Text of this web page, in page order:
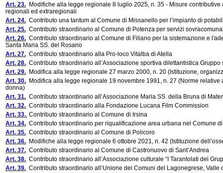
Art. 23. Modifiche alla legge regionale 8 luglio 2025, n. 35 - Misure
regionali ed extraregionali
Art. 24. Contributo una tantum al Comune di Missanello per l’impianto di
Art. 25. Contributo straordinario al Comune di Potenza per servizi
Art. 26. Contributo straordinario al Comune di Filiano per la sistemazione e
Santa Maria SS. del Rosario
Art. 27. Contributo straordinario alla Pro-loco Vitalba di Atella
Art. 28. Contributo straordinario all’Associazione sportiva dilettantistica
Art. 29. Modifica alla legge regionale 27 marzo 2000, n. 20 (Istituzione,
Art. 30. Modifica alla legge regionale 19 novembre 1991, n. 27 (Norme
donna)
Art. 31. Contributo straordinario all’Associazione Maria SS. della Bruna di
Art. 32. Contributo straordinario alla Fondazione Lucana Film Commission
Art. 33. Contributo straordinario al Comune di Irsina
Art. 34. Contributo straordinario per riqualificazione area urbana nel Comune
Art. 35. Contributo straordinario al Comune di Policoro
Art. 36. Modifiche alla legge regionale 6 ottobre 2021, n. 42 (Istituzione
Art. 37. Contributo straordinario al Comune di Castronuovo di Sant’Andrea
Art. 38. Contributo straordinario all’Associazione culturale “I Tarantolati del
Art. 39. Contributo straordinario all’Unione dei Comuni del Lagonegrese, Valle